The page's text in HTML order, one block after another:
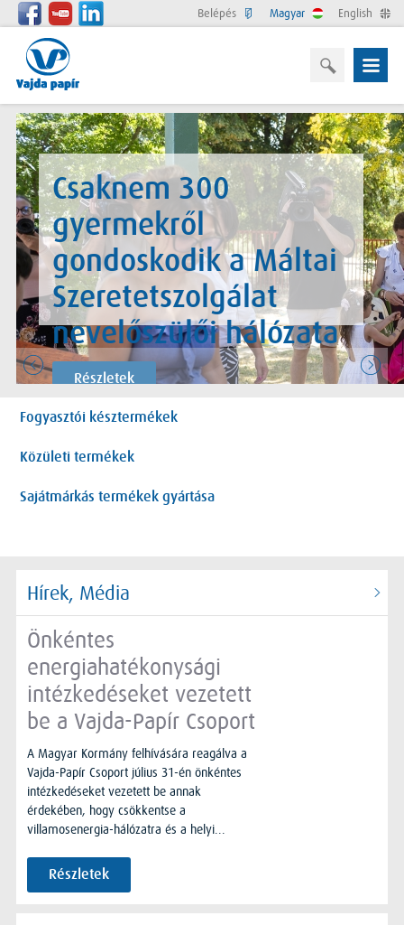
English
Magyar
Belépés
Csaknem 300
gyermekről
gondoskodik a Máltai
Szeretetszolgálat
nevelőszülői hálózata
Részletek
Fogyasztói késztermékek
Közületi termékek
Sajátmárkás termékek gyártása
Hírek, Média
Önkéntes
energiahatékonysági
intézkedéseket vezetett
be a Vajda-Papír Csoport
A Magyar Kormány felhívására reagálva a
Vajda-Papír Csoport július 31-én önkéntes
intézkedéseket vezetett be annak
érdekében, hogy csökkentse a
villamosenergia-hálózatra és a helyi...
Részletek